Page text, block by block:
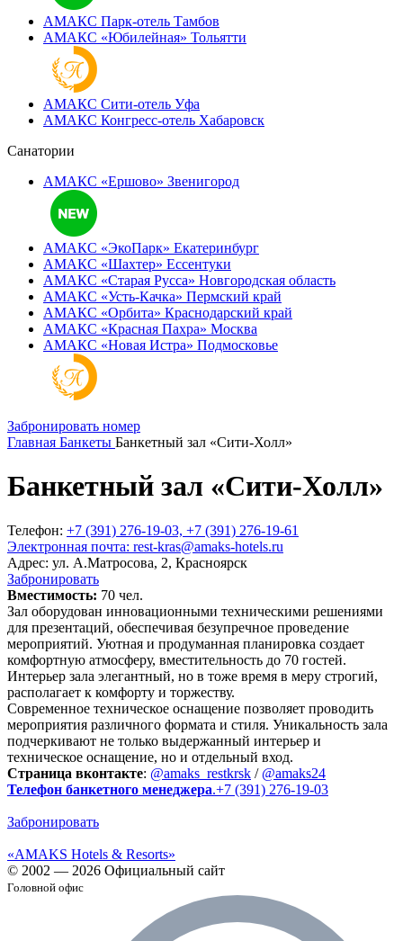
АМАКС Парк-отель Тамбов
АМАКС «‎Юбилейная» Тольятти
АМАКС Сити-отель Уфа
АМАКС Конгресс-отель Хабаровск
Санатории
АМАКС «Ершово» Звенигород
АМАКС «ЭкоПарк» Екатеринбург
АМАКС «‎Шахтер» Ессентуки
АМАКС «‎Старая Русса» Новгородская область
АМАКС «‎Усть-Качка» Пермский край
АМАКС «‎Орбита» Краснодарский край
АМАКС «‎Красная Пахра» Москва
АМАКС «‎Новая Истра» Подмосковье
Забронировать номер
Главная Банкеты Банкетный зал «Сити-Холл»
Банкетный зал «Сити-Холл»
Телефон: +7 (391) 276-19-03, +7 (391) 276-19-61
Электронная почта: rest-kras@amaks-hotels.ru
Адрес: ул. А.Матросова, 2, Красноярск
Забронировать
Вместимость: 70 чел.
Зал оборудован инновационными техническими решениями
для презентаций, обеспечивая безупречное проведение
мероприятий. Уютная и продуманная планировка создает
комфортную атмосферу, вместительность до 70 гостей.
Интерьер зала элегантный, но в тоже время в меру строгий,
располагает к комфорту и торжеству.
Современное техническое оснащение позволяет проводить
мероприятия различного формата и стиля. Уникальность зала
подчеркивают не только выдержанный интерьер и
техническое оснащение, но и отдельный вход.
Страница вконтакте: @amaks_restkrsk / @amaks24
Телефон банкетного менеджера.+7 (391) 276-19-03
Забронировать
«AMAKS Hotels & Resorts»
© 2002 — 2026 Официальный сайт
Головной офис